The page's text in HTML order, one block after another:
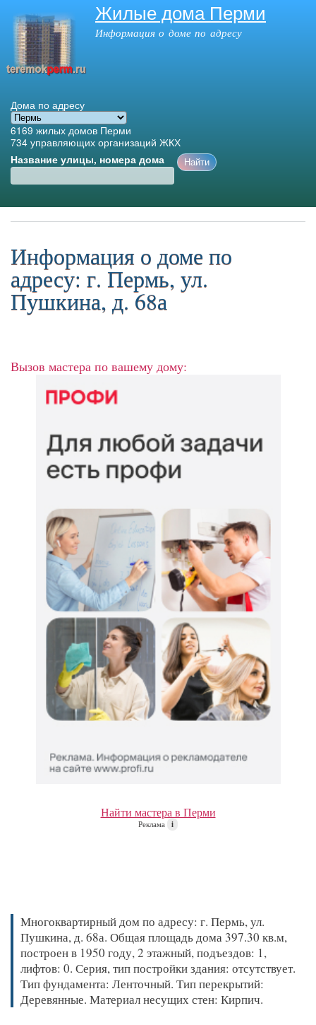
Перейти к
основному
Жилые дома Перми
Информация о доме по адресу
Дома по адресу
6169 жилых домов Перми
734 управляющих организаций ЖКХ
Название улицы, номера дома
Главное меню
Информация о доме по
адресу: г. Пермь, ул.
Пушкина, д. 68а
Вызов мастера по вашему дому:
Найти мастера в Перми
Реклама i
Многоквартирный дом по адресу: г. Пермь, ул.
Пушкина, д. 68а. Общая площадь дома 397.30 кв.м,
построен в 1950 году, 2 этажный, подъездов: 1,
лифтов: 0. Серия, тип постройки здания: отсутствует.
Тип фундамента: Ленточный. Тип перекрытий:
Деревянные. Материал несущих стен: Кирпич.